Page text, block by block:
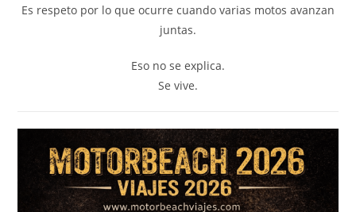
Es respeto por lo que ocurre cuando varias motos avanzan
juntas.
Eso no se explica.
Se vive.